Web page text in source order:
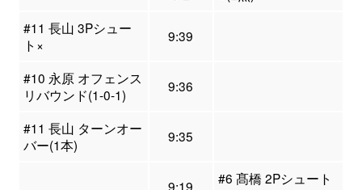
#11 長山 3Pシュー
ト×
9:39
#10 永原 オフェンス
リバウンド(1-0-1)
9:36
#11 長山 ターンオー
バー(1本)
9:35
9:19
#6 髙橋 2Pシュート